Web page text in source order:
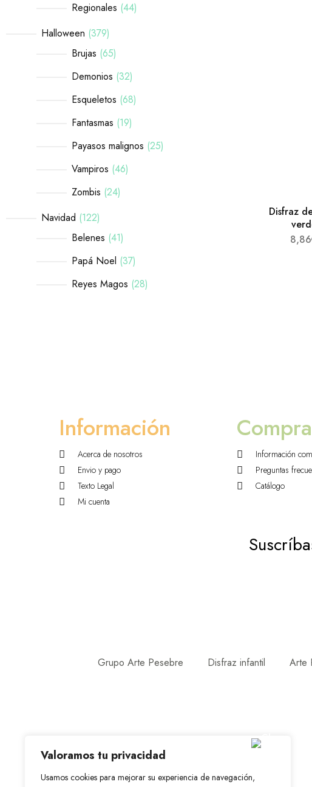
Valoramos tu privacidad
Usamos cookies para mejorar su experiencia de navegación,
Disfraz
8,86
Regionales 44
Halloween 379
Brujas 65
Demonios 32
Esqueletos 68
Fantasmas 19
Payasos malignos 25
Vampiros 46
Zombis 24
Navidad 122
Belenes 41
Papá Noel 37
Reyes Magos 28
Información
Acerca de nosotros
Envio y pago
Texto Legal
Mi cuenta
Compra
Información
Preguntas
Catálogo
Grupo Arte Pesebre Disfraz infantil Arte